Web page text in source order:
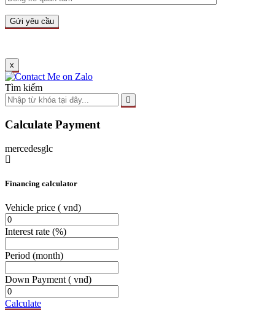
x
Tìm kiếm
Calculate Payment
mercedesglc
Financing calculator
Vehicle price ( vnđ)
Interest rate (%)
Period (month)
Down Payment ( vnđ)
Calculate